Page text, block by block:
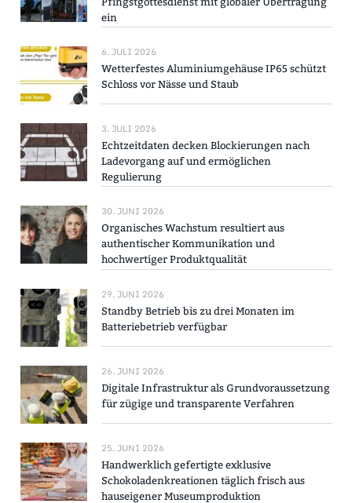
ein
6. JULI 2026
Wetterfestes Aluminiumgehäuse IP65 schützt
Schloss vor Nässe und Staub
3. JULI 2026
Echtzeitdaten decken Blockierungen nach
Ladevorgang auf und ermöglichen
Regulierung
30. JUNI 2026
Organisches Wachstum resultiert aus
authentischer Kommunikation und
hochwertiger Produktqualität
29. JUNI 2026
Standby Betrieb bis zu drei Monaten im
Batteriebetrieb verfügbar
26. JUNI 2026
Digitale Infrastruktur als Grundvoraussetzung
für zügige und transparente Verfahren
25. JUNI 2026
Handwerklich gefertigte exklusive
Schokoladenkreationen täglich frisch aus
hauseigener Museumproduktion